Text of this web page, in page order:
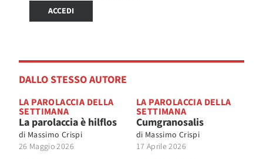
ACCEDI
DALLO STESSO AUTORE
LA PAROLACCIA DELLA
SETTIMANA
La parolaccia è hilflos
di Massimo Crispi
26 Maggio 2026
LA PAROLACCIA DELLA
SETTIMANA
Cumgranosalis
di Massimo Crispi
17 Aprile 2026